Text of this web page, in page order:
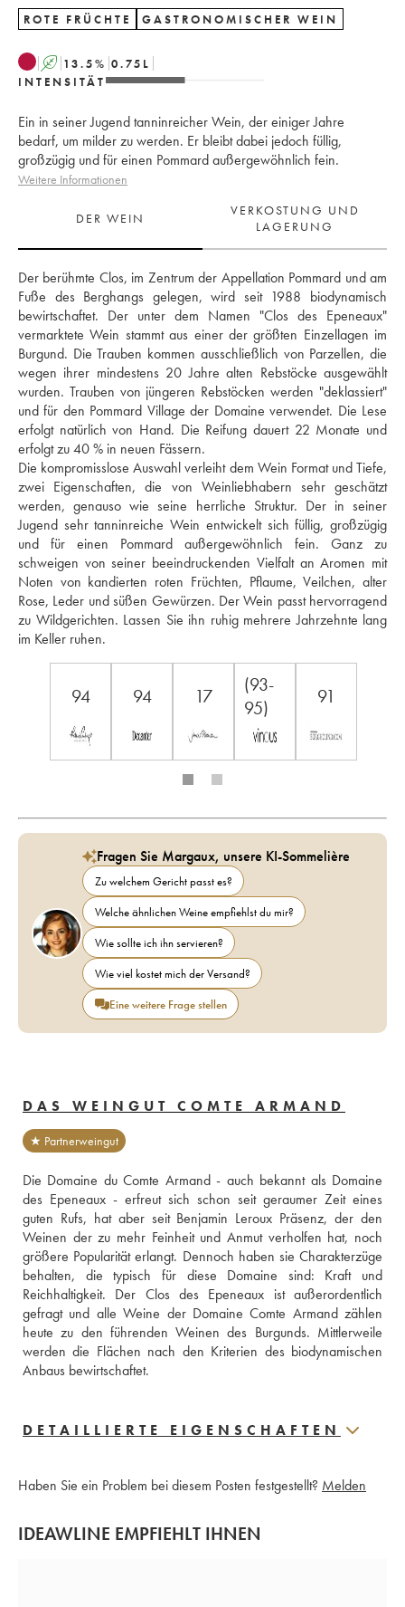
ROTE FRÜCHTE GASTRONOMISCHER WEIN
A 13.5% 0.75 L
INTENSITÄT
Ein in seiner Jugend tanninreicher Wein, der einiger Jahre
bedarf, um milder zu werden. Er bleibt dabei jedoch füllig,
großzügig und für einen Pommard außergewöhnlich fein.
Weitere Informationen
DER WEIN
VERKOSTUNG UND
LAGERUNG
Der berühmte Clos, im Zentrum der Appellation Pommard und am
Fuße des Berghangs gelegen, wird seit 1988 biodynamisch
bewirtschaftet. Der unter dem Namen "Clos des Epeneaux"
vermarktete Wein stammt aus einer der größten Einzellagen im
Burgund. Die Trauben kommen ausschließlich von Parzellen, die
wegen ihrer mindestens 20 Jahre alten Rebstöcke ausgewählt
wurden. Trauben von jüngeren Rebstöcken werden "deklassiert"
und für den Pommard Village der Domaine verwendet. Die Lese
erfolgt natürlich von Hand. Die Reifung dauert 22 Monate und
erfolgt zu 40 % in neuen Fässern.
Die kompromisslose Auswahl verleiht dem Wein Format und Tiefe,
zwei Eigenschaften, die von Weinliebhabern sehr geschätzt
werden, genauso wie seine herrliche Struktur. Der in seiner
Jugend sehr tanninreiche Wein entwickelt sich füllig, großzügig
und für einen Pommard außergewöhnlich fein. Ganz zu
schweigen von seiner beeindruckenden Vielfalt an Aromen mit
Noten von kandierten roten Früchten, Pflaume, Veilchen, alter
Rose, Leder und süßen Gewürzen. Der Wein passt hervorragend
zu Wildgerichten. Lassen Sie ihn ruhig mehrere Jahrzehnte lang
im Keller ruhen.
94 94 17
(93-
95)
91
Fragen Sie Margaux, unsere KI-Sommelière
Zu welchem Gericht passt es?
Welche ähnlichen Weine empfiehlst du mir?
Wie sollte ich ihn servieren?
Wie viel kostet mich der Versand?
Eine weitere Frage stellen
DAS WEINGUT COMTE ARMAND
★ Partnerweingut
Die Domaine du Comte Armand - auch bekannt als Domaine
des Epeneaux - erfreut sich schon seit geraumer Zeit eines
guten Rufs, hat aber seit Benjamin Leroux Präsenz, der den
Weinen der zu mehr Feinheit und Anmut verholfen hat, noch
größere Popularität erlangt. Dennoch haben sie Charakterzüge
behalten, die typisch für diese Domaine sind: Kraft und
Reichhaltigkeit. Der Clos des Epeneaux ist außerordentlich
gefragt und alle Weine der Domaine Comte Armand zählen
heute zu den führenden Weinen des Burgunds. Mittlerweile
werden die Flächen nach den Kriterien des biodynamischen
Anbaus bewirtschaftet.
DETAILLIERTE EIGENSCHAFTEN
Haben Sie ein Problem bei diesem Posten festgestellt? Melden
IDEAWLINE EMPFIEHLT IHNEN